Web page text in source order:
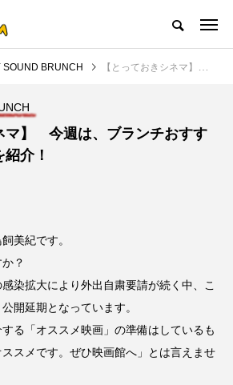
フォーカスし発信するウェブラジオ局
介 後援申請 フリーペーパー プレ
】3月7
エヴァン
を特集し
【マイスイートガーデン】7月
日（火）配信 庭づくりは曲線
意識しています 三田グリーン
SOUND BRUNCH 【とっておきシネマ】 今週は、ブランチおすすめのエッセイ本を紹介！
マ】 今週は、ブランチおすす
介！
美紀です。
？
染拡大により外出自粛要請が続く中、こ
開延期となっています。
る「オススメ映画」の準備はしているも
スメです。ぜひ映画館へ」とは言えませ